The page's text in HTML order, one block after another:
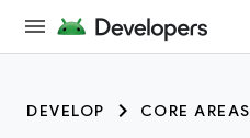
DEVELOP CORE AREAS